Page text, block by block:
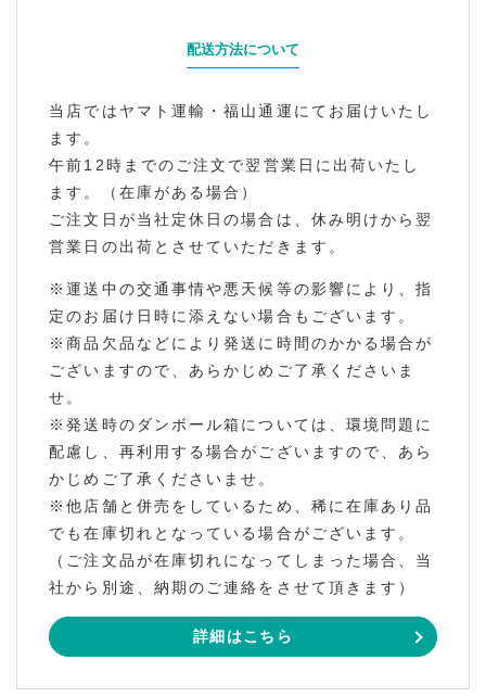
配送方法について
当店ではヤマト運輸・福山通運にてお届けいたし
ます。
午前12時までのご注文で翌営業日に出荷いたし
ます。（在庫がある場合）
ご注文日が当社定休日の場合は、休み明けから翌
営業日の出荷とさせていただきます。
※運送中の交通事情や悪天候等の影響により、指
定のお届け日時に添えない場合もございます。
※商品欠品などにより発送に時間のかかる場合が
ございますので、あらかじめご了承くださいま
せ。
※発送時のダンボール箱については、環境問題に
配慮し、再利用する場合がございますので、あら
かじめご了承くださいませ。
※他店舗と併売をしているため、稀に在庫あり品
でも在庫切れとなっている場合がございます。
（ご注文品が在庫切れになってしまった場合、当
社から別途、納期のご連絡をさせて頂きます）
詳細はこちら